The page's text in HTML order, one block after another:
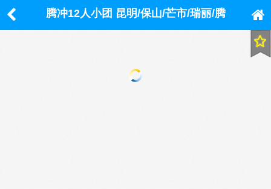
腾冲12人小团 昆明/保山/芒市/瑞丽/腾